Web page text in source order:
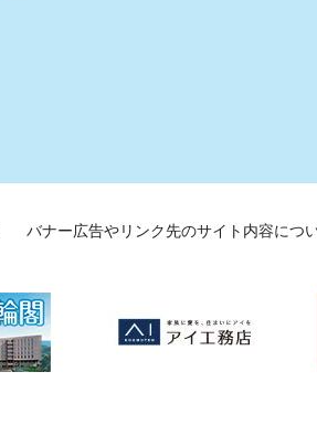
バナー広告やリンク先のサイト内容につ